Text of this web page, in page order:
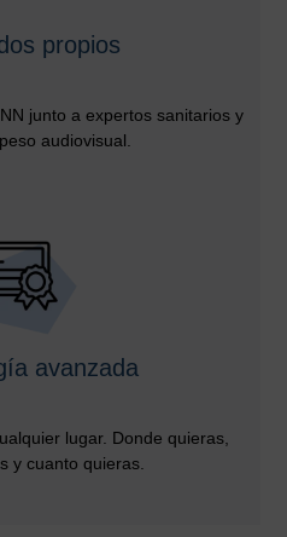
propios
junto a expertos sanitarios y
audiovisual.
avanzada
lugar. Donde quieras,
y cuanto quieras.